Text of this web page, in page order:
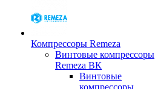
Компрессоры Remeza
Винтовые компрессоры
Remeza ВК
Винтовые
компрессоры